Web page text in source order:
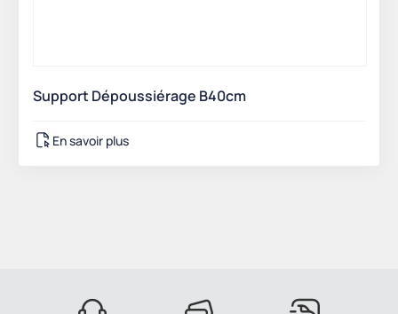
Support Dépoussiérage B40cm
En savoir plus